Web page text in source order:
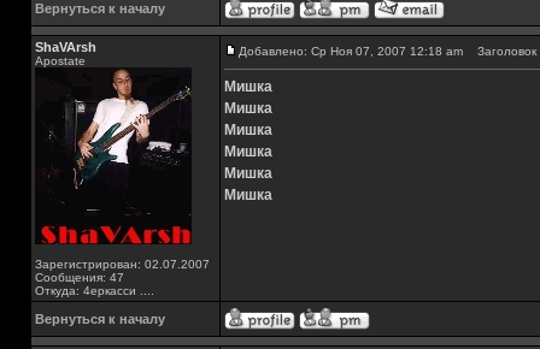
Вернуться к началу
ShaVArsh
Apostate
Зарегистрирован: 02.07.2007
Сообщения: 47
Откуда: 4еркасси ....
Добавлено: Ср Ноя 07, 2007 12:18 am
Мишка
Мишка
Мишка
Мишка
Мишка
Мишка
Вернуться к началу